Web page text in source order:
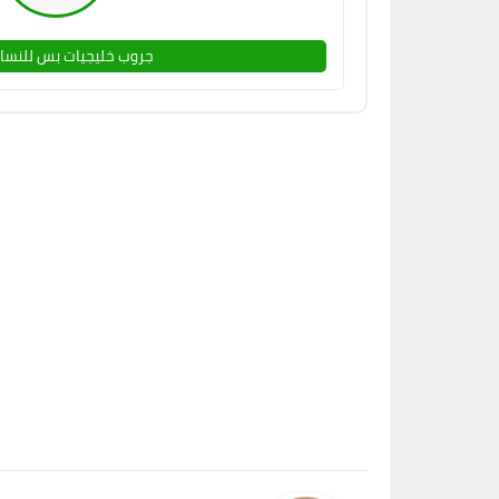
جروب خليجيات بس